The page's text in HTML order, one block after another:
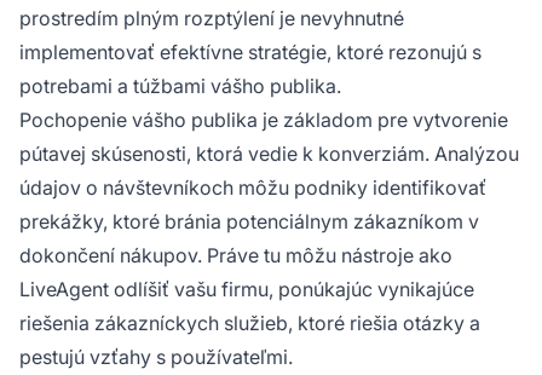
prostredím plným rozptýlení je nevyhnutné
implementovať efektívne stratégie, ktoré rezonujú s
potrebami a túžbami vášho publika.
Pochopenie vášho publika je základom pre vytvorenie
pútavej skúsenosti, ktorá vedie k konverziám. Analýzou
údajov o návštevníkoch môžu podniky identifikovať
prekážky, ktoré bránia potenciálnym zákazníkom v
dokončení nákupov. Práve tu môžu nástroje ako
LiveAgent odlíšiť vašu firmu, ponúkajúc vynikajúce
riešenia zákazníckych služieb, ktoré riešia otázky a
pestujú vzťahy s používateľmi.